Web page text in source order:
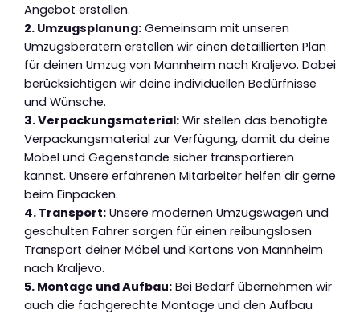
Angebot erstellen.
2. Umzugsplanung: Gemeinsam mit unseren
Umzugsberatern erstellen wir einen detaillierten Plan
für deinen Umzug von Mannheim nach Kraljevo. Dabei
berücksichtigen wir deine individuellen Bedürfnisse
und Wünsche.
3. Verpackungsmaterial: Wir stellen das benötigte
Verpackungsmaterial zur Verfügung, damit du deine
Möbel und Gegenstände sicher transportieren
kannst. Unsere erfahrenen Mitarbeiter helfen dir gerne
beim Einpacken.
4. Transport: Unsere modernen Umzugswagen und
geschulten Fahrer sorgen für einen reibungslosen
Transport deiner Möbel und Kartons von Mannheim
nach Kraljevo.
5. Montage und Aufbau: Bei Bedarf übernehmen wir
auch die fachgerechte Montage und den Aufbau